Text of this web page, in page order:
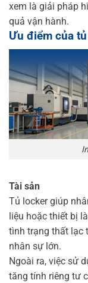
xem là giải pháp
quả vận hành.
Ưu điểm của
Tài sản
Tủ locker giúp
liệu hoặc thiết bị
tình trạng thất lạc
nhân sự lớn.
Ngoài ra, việc sử
tăng tính riêng tư